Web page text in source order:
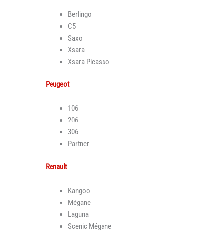
Berlingo
C5
Saxo
Xsara
Xsara Picasso
Peugeot
106
206
306
Partner
Renault
Kangoo
Mégane
Laguna
Scenic Mégane